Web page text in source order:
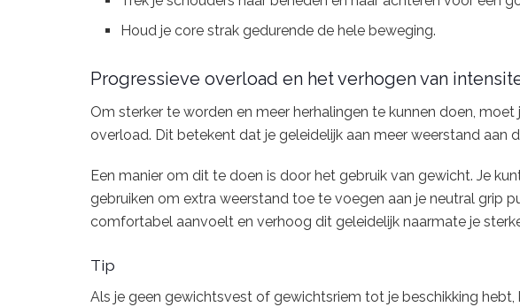
Houd je core strak gedurende de hele beweging.
Progressieve overload en het verhogen van
Om sterker te worden en meer herhalingen te kunnen doen, moet
overload. Dit betekent dat je geleidelijk aan meer weerstand aan
Een manier om dit te doen is door het gebruik van gewicht. Je
gebruiken om extra weerstand toe te voegen aan je neutral grip
comfortabel aanvoelt en verhoog dit geleidelijk naarmate je
Tip
Als je geen gewichtsvest of gewichtsriem tot je beschikking